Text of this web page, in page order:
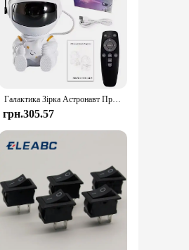
Галактика Зірка Астронавт Проектор Світлодіодний нічник Зоряне небо Порторціонери Прикраса лампи Спальня Декоративна кімната для дітей Подарунки
грн.305.57